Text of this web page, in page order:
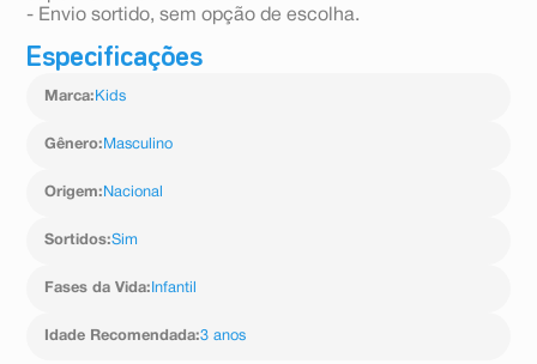
- Envio sortido, sem opção de escolha.
Especificações
Marca: Kids
Gênero: Masculino
Origem: Nacional
Sortidos:Sim
Fases da Vida: Infantil
Idade Recomendada:3 anos